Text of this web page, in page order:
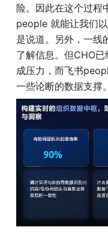
险。因此在这个过程
people 就能让我们
是说道。另外，一线
了解信息。但CHO
成压力，而飞书
一些论断的数据支撑。